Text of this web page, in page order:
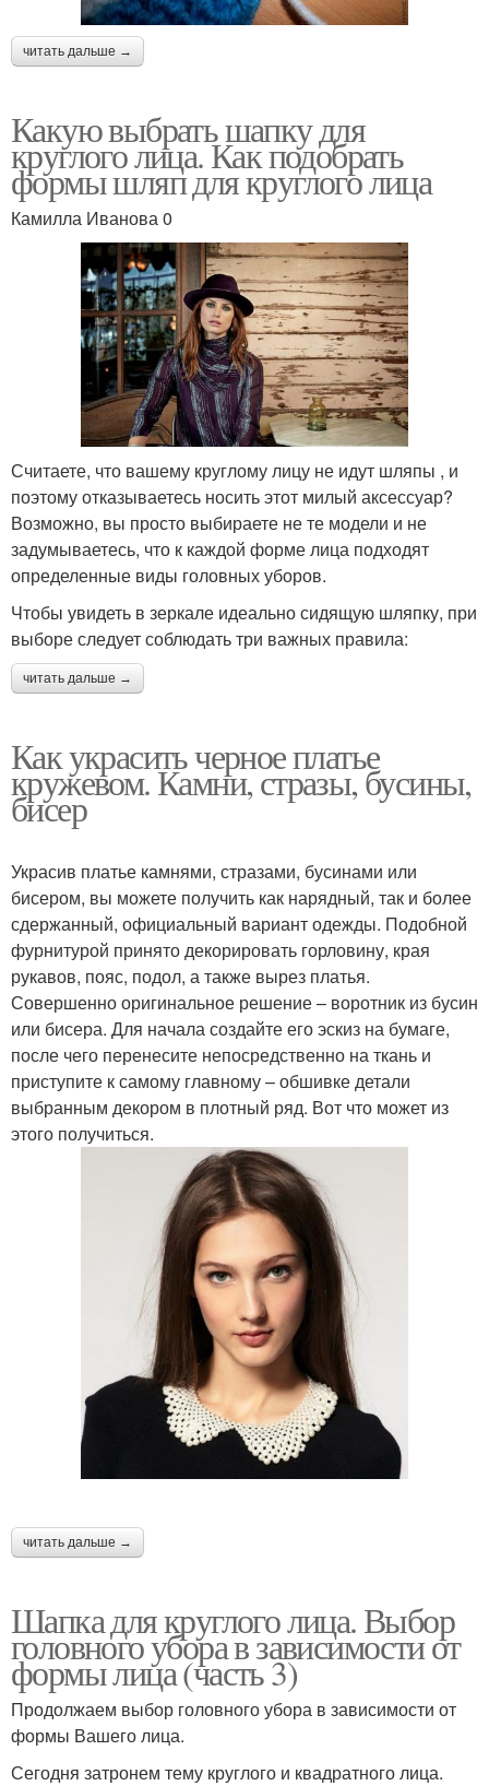
читать дальше →
Какую выбрать шапку для
круглого лица. Как подобрать
формы шляп для круглого лица
Камилла Иванова 0
Считаете, что вашему круглому лицу не идут шляпы , и
поэтому отказываетесь носить этот милый аксессуар?
Возможно, вы просто выбираете не те модели и не
задумываетесь, что к каждой форме лица подходят
определенные виды головных уборов.
Чтобы увидеть в зеркале идеально сидящую шляпку, при
выборе следует соблюдать три важных правила:
читать дальше →
Как украсить черное платье
кружевом. Камни, стразы, бусины,
бисер
Украсив платье камнями, стразами, бусинами или
бисером, вы можете получить как нарядный, так и более
сдержанный, официальный вариант одежды. Подобной
фурнитурой принято декорировать горловину, края
рукавов, пояс, подол, а также вырез платья.
Совершенно оригинальное решение – воротник из бусин
или бисера. Для начала создайте его эскиз на бумаге,
после чего перенесите непосредственно на ткань и
приступите к самому главному – обшивке детали
выбранным декором в плотный ряд. Вот что может из
этого получиться.
читать дальше →
Шапка для круглого лица. Выбор
головного убора в зависимости от
формы лица (часть 3)
Продолжаем выбор головного убора в зависимости от
формы Вашего лица.
Сегодня затронем тему круглого и квадратного лица.